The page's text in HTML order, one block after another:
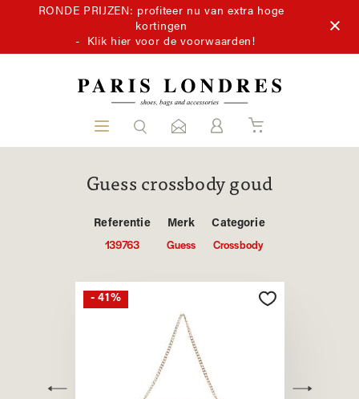
RONDE PRIJZEN: profiteer nu van extra hoge
kortingen
- Klik hier voor de voorwaarden!
Guess crossbody goud
Referentie
139763
Merk
Guess
Categorie
Crossbody
- 41%